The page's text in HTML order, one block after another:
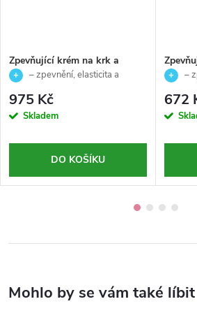
Zpevňující krém na krk a
dekolt - Vegan Collagen+ -
– zpevnění, elasticita a
975 Kč
Skladem
DO KOŠÍKU
a rty -
–
672